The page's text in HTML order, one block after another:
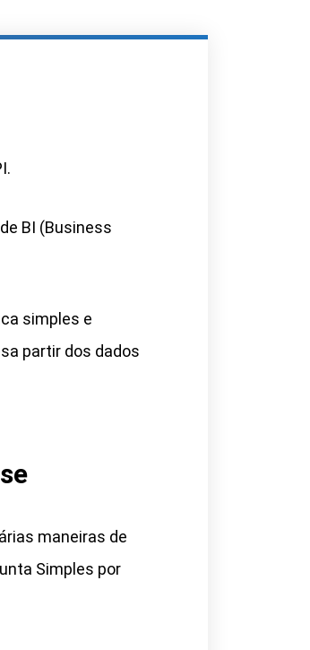
BI (Business
simples e
partir dos dados
maneiras de
Simples por